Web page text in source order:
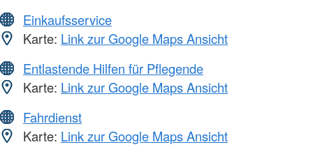
Einkaufsservice
Karte: Link zur Google Maps Ansicht
Entlastende Hilfen für Pflegende
Karte: Link zur Google Maps Ansicht
Fahrdienst
Karte: Link zur Google Maps Ansicht